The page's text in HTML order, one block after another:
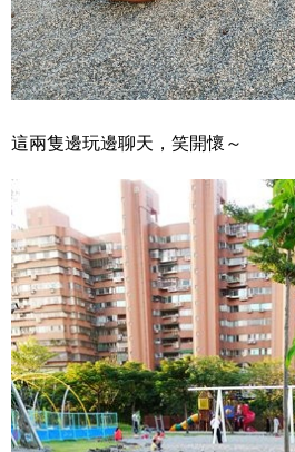
這兩隻邊玩邊聊天，笑開懷～